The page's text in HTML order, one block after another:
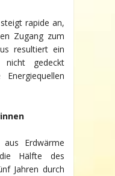
rapide an,
Zugang zum
resultiert ein
gedeckt
Erdwärme
Hälfte des
Jahren durch